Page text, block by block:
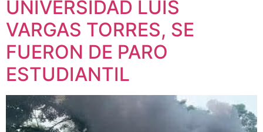
UNIVERSIDAD LUIS
VARGAS TORRES, SE
FUERON DE PARO
ESTUDIANTIL